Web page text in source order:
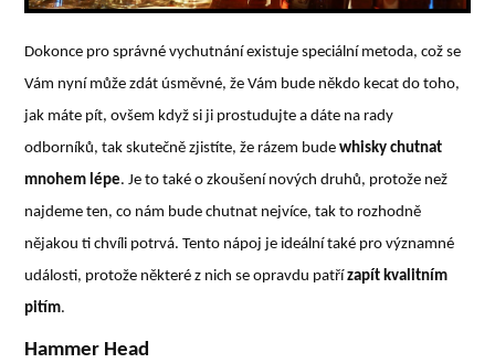
Dokonce pro správné vychutnání existuje speciální metoda, což se
Vám nyní může zdát úsměvné, že Vám bude někdo kecat do toho,
jak máte pít, ovšem když si ji prostudujte a dáte na rady
odborníků, tak skutečně zjistíte, že rázem budewhisky chutnat
mnohem lépe. Je to také o zkoušení nových druhů, protože než
najdeme ten, co nám bude chutnat nejvíce, tak to rozhodně
nějakou ti chvíli potrvá. Tento nápoj je ideální také pro významné
události, protože některé z nich se opravdu patřízapít kvalitním
pitím.
Hammer Head